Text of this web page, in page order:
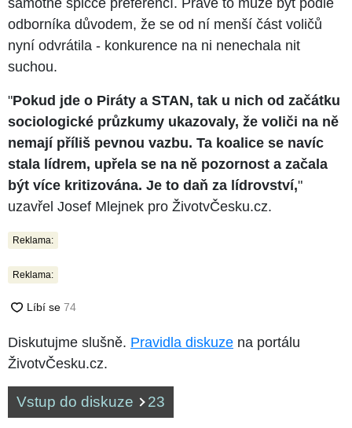
odborníka důvodem, že se od ní menší část voličů
nyní odvrátila - konkurence na ni nenechala nit
suchou.
"Pokud jde o Piráty a STAN, tak u nich od začátku
sociologické průzkumy ukazovaly, že voliči na ně
nemají příliš pevnou vazbu. Ta koalice se navíc
stala lídrem, upřela se na ně pozornost a začala
být více kritizována. Je to daň za lídrovství,"
uzavřel Josef Mlejnek pro ŽivotvČesku.cz.
Reklama:
Reklama:
Diskutujme slušně. Pravidla diskuze na portálu
ŽivotvČesku.cz.
Vstup do diskuze 23